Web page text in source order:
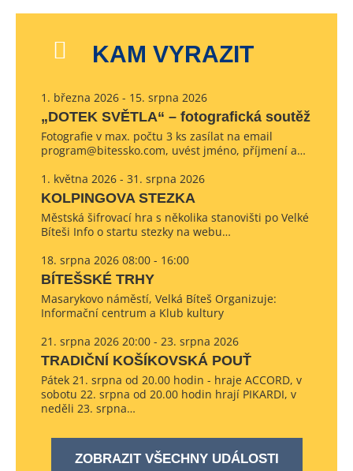
KAM VYRAZIT
1. března 2026 - 15. srpna 2026
„DOTEK SVĚTLA“ – fotografická soutěž
Fotografie v max. počtu 3 ks zasílat na email
program@bitessko.com, uvést jméno, příjmení a…
1. května 2026 - 31. srpna 2026
KOLPINGOVA STEZKA
Městská šifrovací hra s několika stanovišti po Velké
Bíteši Info o startu stezky na webu…
18. srpna 2026 08:00 - 16:00
BÍTEŠSKÉ TRHY
Masarykovo náměstí, Velká Bíteš Organizuje:
Informační centrum a Klub kultury
21. srpna 2026 20:00 - 23. srpna 2026
TRADIČNÍ KOŠÍKOVSKÁ POUŤ
Pátek 21. srpna od 20.00 hodin - hraje ACCORD, v
sobotu 22. srpna od 20.00 hodin hrají PIKARDI, v
neděli 23. srpna…
ZOBRAZIT VŠECHNY UDÁLOSTI